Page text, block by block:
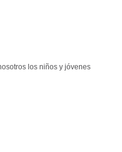
los niños y jóvenes